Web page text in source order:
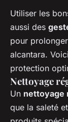
Utiliser les
aussi des
pour
alcantara.
protection
Nettoyage
Un nettoyage
que la saleté